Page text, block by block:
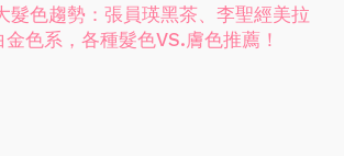
髮色趨勢：張員瑛黑茶、李聖經美拉
色系，各種髮色VS.膚色推薦！